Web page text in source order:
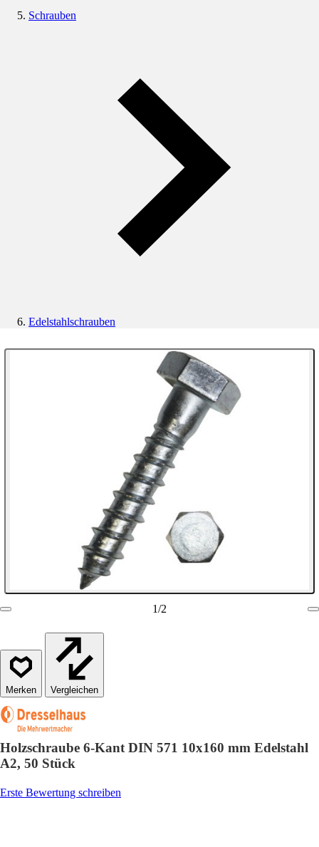
Schrauben
Edelstahlschrauben
1/2
Vergleichen
Holzschraube 6-Kant DIN 571 10x160 mm Edelstahl
A2, 50 Stück
Erste Bewertung schreiben